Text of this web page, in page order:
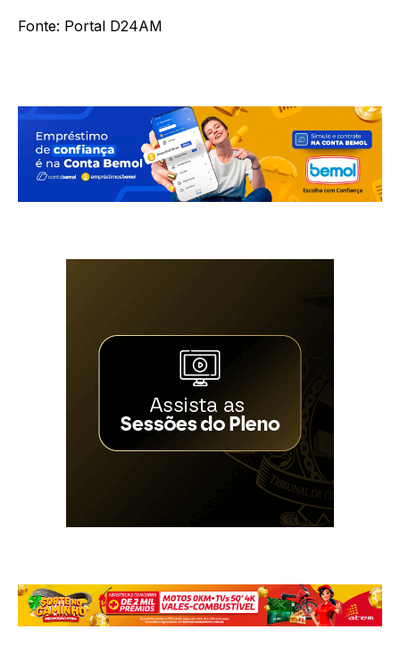
Fonte: Portal D24AM